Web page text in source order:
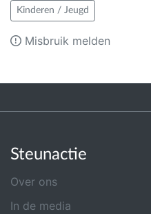
Kinderen / Jeugd
Misbruik melden
Steunactie
Over ons
In de media